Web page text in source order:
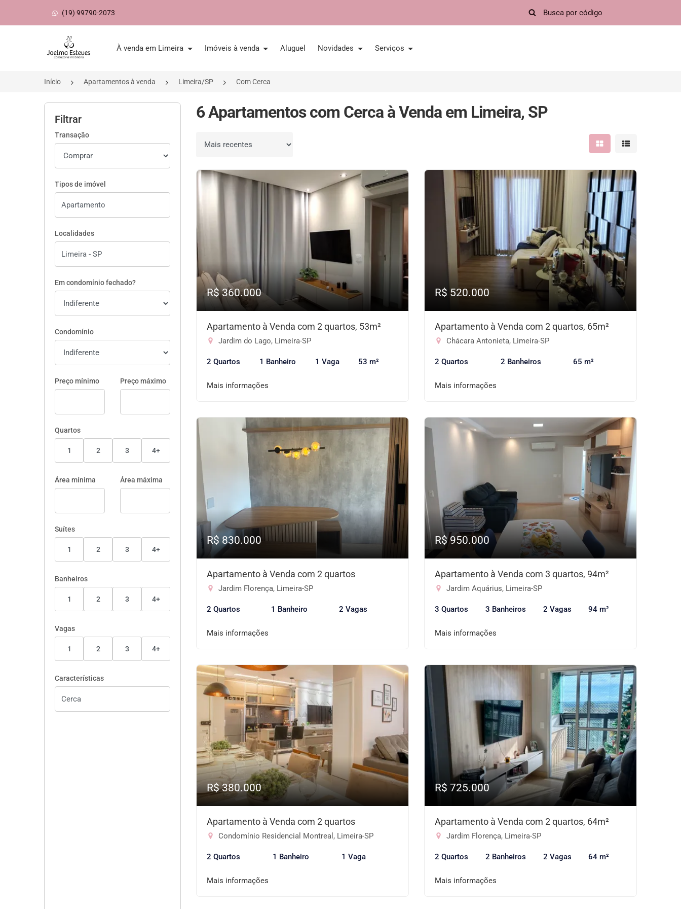
(19) 99790-2073
Página inicial
À venda em Limeira Imóveis à venda Aluguel Novidades Serviços
Início Apartamentos à venda Limeira/SP Com Cerca
Filtrar
Transação
Tipos de imóvel
Localidades
Em condomínio fechado?
Condomínio
Preço mínimo Preço máximo
Quartos
1 2 3 4+
Área mínima Área máxima
Suítes
1 2 3 4+
Banheiros
1 2 3 4+
Vagas
1 2 3 4+
Características
6 Apartamentos com Cerca à Venda em Limeira, SP
Ordenar por Mostrar resultados em
Mostrar
R$ 360.000
Apartamento à Venda com 2 quartos, 53m²
Jardim do Lago, Limeira-SP
2 Quartos 1 Banheiro 1 Vaga 53 m²
Mais informações
R$ 520.000
Apartamento à Venda com 2 quartos, 65m²
Chácara Antonieta, Limeira-SP
2 Quartos 2 Banheiros 65 m²
Mais informações
R$ 830.000
Apartamento à Venda com 2 quartos
Jardim Florença, Limeira-SP
2 Quartos 1 Banheiro 2 Vagas
Mais informações
R$ 950.000
Apartamento à Venda com 3 quartos, 94m²
Jardim Aquárius, Limeira-SP
3 Quartos 3 Banheiros 2 Vagas 94 m²
Mais informações
R$ 380.000
Apartamento à Venda com 2 quartos
Condomínio Residencial Montreal, Limeira-SP
2 Quartos 1 Banheiro 1 Vaga
Mais informações
R$ 725.000
Apartamento à Venda com 2 quartos, 64m²
Jardim Florença, Limeira-SP
2 Quartos 2 Banheiros 2 Vagas 64 m²
Mais informações